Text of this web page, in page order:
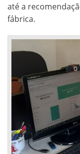
até a
fábrica.